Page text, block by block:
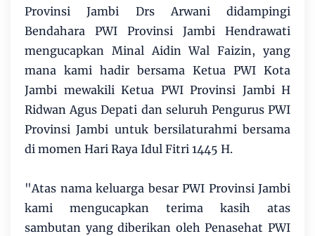
Provinsi Jambi Drs Arwani didampingi
Bendahara PWI Provinsi Jambi Hendrawati
mengucapkan Minal Aidin Wal Faizin, yang
mana kami hadir bersama Ketua PWI Kota
Jambi mewakili Ketua PWI Provinsi Jambi H
Ridwan Agus Depati dan seluruh Pengurus PWI
Provinsi Jambi untuk bersilaturahmi bersama
di momen Hari Raya Idul Fitri 1445 H.
"Atas nama keluarga besar PWI Provinsi Jambi
kami mengucapkan terima kasih atas
sambutan yang diberikan oleh Penasehat PWI